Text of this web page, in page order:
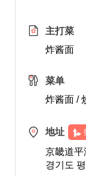
主打菜
炸酱面
菜单
炸酱面 /
地址
京畿道
경기도